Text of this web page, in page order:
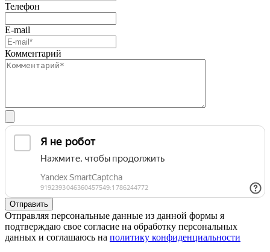
Телефон
E-mail
Комментарий
Отправляя персональные данные из данной формы я
подтверждаю свое согласие на обработку персональных
данных и соглашаюсь на политику конфиденциальности